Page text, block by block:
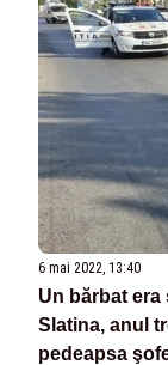
6 mai 2022, 13:40
Un bărbat
Slatina, anul
pedeapsa